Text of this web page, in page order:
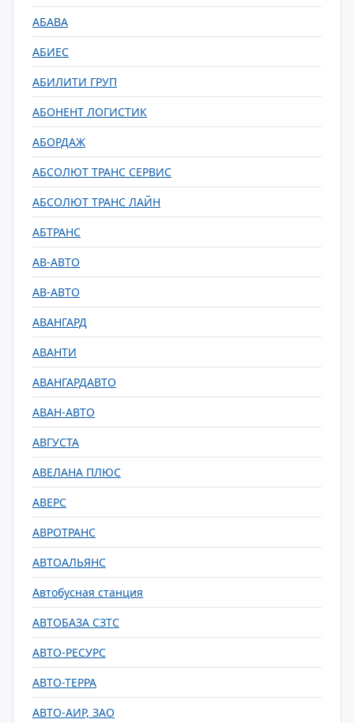
АБАВА
АБИЕС
АБИЛИТИ ГРУП
АБОНЕНТ ЛОГИСТИК
АБОРДАЖ
АБСОЛЮТ ТРАНС СЕРВИС
АБСОЛЮТ ТРАНС ЛАЙН
АБТРАНС
АВ-АВТО
АВ-АВТО
АВАНГАРД
АВАНТИ
АВАНГАРДАВТО
АВАН-АВТО
АВГУСТА
АВЕЛАНА ПЛЮС
АВЕРС
АВРОТРАНС
АВТОАЛЬЯНС
Автобусная станция
АВТОБАЗА СЗТС
АВТО-РЕСУРС
АВТО-ТЕРРА
АВТО-АИР, ЗАО